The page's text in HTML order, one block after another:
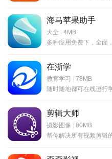
海马苹果助手
大全 | 4MB
多种应用免费下，全面
在浙学
教育学习 | 78MB
随时随地都可在线进行
剪辑大师
摄影图像 | 80MB
帮你解决所有视频剪辑